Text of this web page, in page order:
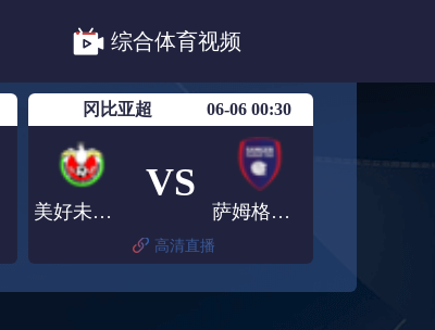
综合体育视频
冈比亚超 06-06 00:30
美好未来FC
VS
萨姆格尔FC
高清直播